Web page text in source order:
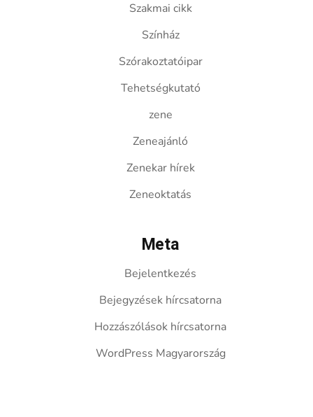
Szakmai cikk
Színház
Szórakoztatóipar
Tehetségkutató
zene
Zeneajánló
Zenekar hírek
Zeneoktatás
Meta
Bejelentkezés
Bejegyzések hírcsatorna
Hozzászólások hírcsatorna
WordPress Magyarország